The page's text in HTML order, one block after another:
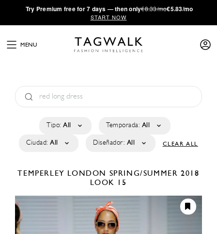
·Try Premium free for 7 days — then only€8.33/mo€5.83/mo
START NOW
MENU
Tipo: All Temporada: All
Ciudad: All Diseñador: All CLEAR ALL
TEMPERLEY LONDON SPRING/SUMMER 2018
LOOK 15